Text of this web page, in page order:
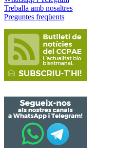
Treballa amb nosaltres
Preguntes freqüents